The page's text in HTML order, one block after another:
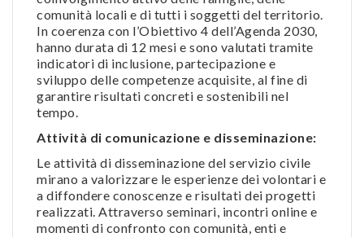
comunità locali e di tutti i soggetti del territorio.
In coerenza con l’Obiettivo 4 dell’Agenda 2030,
hanno durata di 12 mesi e sono valutati tramite
indicatori di inclusione, partecipazione e
sviluppo delle competenze acquisite, al fine di
garantire risultati concreti e sostenibili nel
tempo.
Attività di comunicazione e disseminazione:
Le attività di disseminazione del servizio civile
mirano a valorizzare le esperienze dei volontari e
a diffondere conoscenze e risultati dei progetti
realizzati. Attraverso seminari, incontri online e
momenti di confronto con comunità, enti e